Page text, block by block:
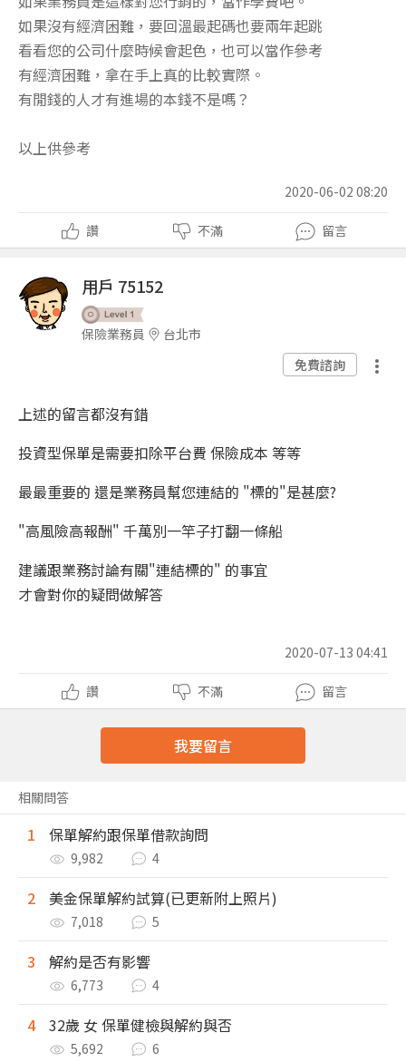
如果沒有經濟困難，要回溫最起碼也要兩年起跳
看看您的公司什麼時候會起色，也可以當作參考
有經濟困難，拿在手上真的比較實際。
有閒錢的人才有進場的本錢不是嗎？
以上供參考
2020-06-02 08:20
讚 不滿 留言
用戶 75152
保險業務員
台北市
免費諮詢
上述的留言都沒有錯
投資型保單是需要扣除平台費 保險成本 等等
最最重要的 還是業務員幫您連結的 "標的"是甚麼?
"高風險高報酬" 千萬別一竿子打翻一條船
建議跟業務討論有關"連結標的" 的事宜
才會對你的疑問做解答
2020-07-13 04:41
讚 不滿 留言
我要留言
相關問答
1 保單解約跟保單借款詢問
9,982 4
2 美金保單解約試算(已更新附上照片)
7,018 5
3 解約是否有影響
6,773 4
4 32歲 女 保單健檢與解約與否
5,692 6